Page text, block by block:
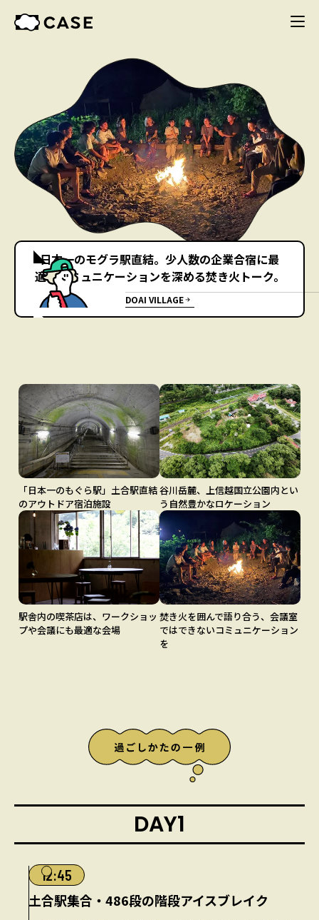
日本一のモグラ駅直結。少人数の企業合宿に最
適！コミュニケーションを深める焚き火トーク。
DOAI VILLAGE
「日本一のもぐら駅」土合駅直結
のアウトドア宿泊施設
谷川岳麓、上信越国立公園内とい
う自然豊かなロケーション
駅舎内の喫茶店は、ワークショッ
プや会議にも最適な会場
焚き火を囲んで語り合う、会議室
ではできないコミュニケーション
を
DAY1
12:45
土合駅集合・486段の階段アイスブレイク